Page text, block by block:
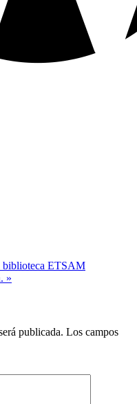
biblioteca ETSAM
»
publicada. Los campos